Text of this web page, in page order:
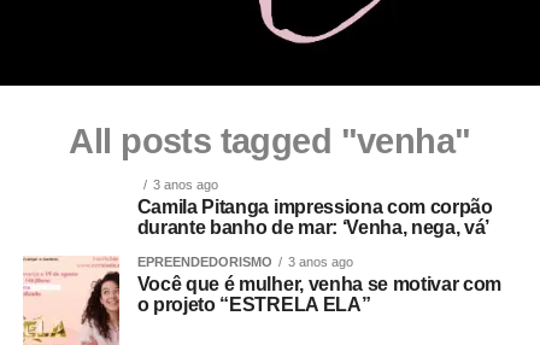
All posts tagged "venha"
3 anos ago
Camila Pitanga impressiona com corpão
durante banho de mar: ‘Venha, nega, vá’
EPREENDEDORISMO 3 anos ago
Você que é mulher, venha se motivar com
o projeto “ESTRELA ELA”